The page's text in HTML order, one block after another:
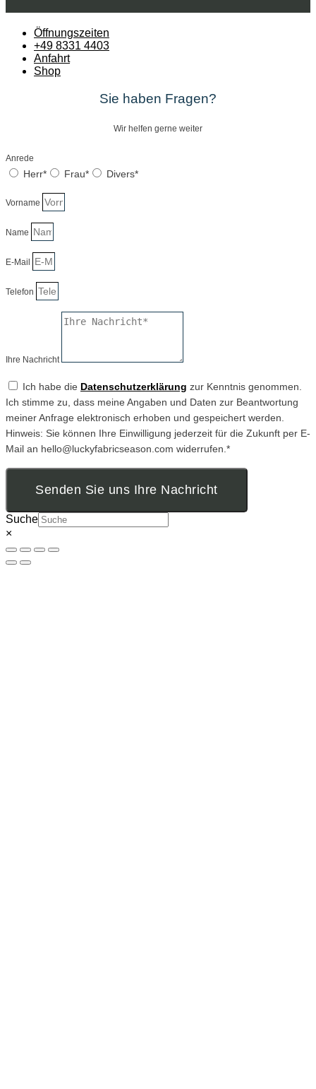
Öffnungszeiten
+49 8331 4403
Anfahrt
Shop
Sie haben Fragen?
Wir helfen gerne weiter
Anrede
Herr* Frau* Divers*
Vorname
Name
E-Mail
Telefon
Ihre Nachricht
Ich habe die Datenschutzerklärung zur Kenntnis genommen.
Ich stimme zu, dass meine Angaben und Daten zur Beantwortung
meiner Anfrage elektronisch erhoben und gespeichert werden.
Hinweis: Sie können Ihre Einwilligung jederzeit für die Zukunft per E-
Mail an hello@luckyfabricseason.com widerrufen.*
Senden Sie uns Ihre Nachricht
Suche
×